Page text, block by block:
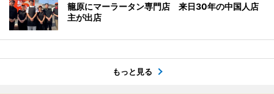
籠原にマーラータン専門店 来日30年の中国人店
主が出店
もっと見る